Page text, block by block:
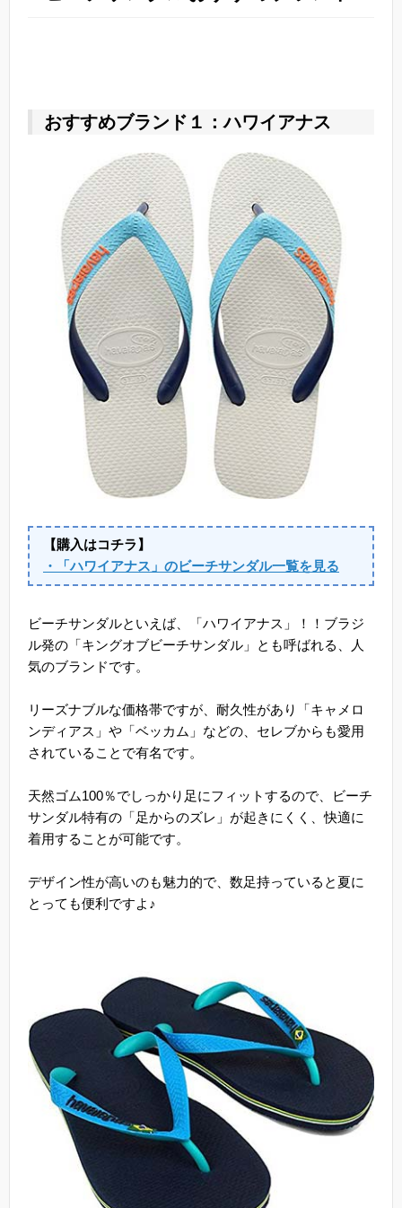
おすすめブランド１：ハワイアナス
【購入はコチラ】
・「ハワイアナス」のビーチサンダル一覧を見る
ビーチサンダルといえば、「ハワイアナス」！！ブラジ
ル発の「キングオブビーチサンダル」とも呼ばれる、人
気のブランドです。
リーズナブルな価格帯ですが、耐久性があり「キャメロ
ンディアス」や「ベッカム」などの、セレブからも愛用
されていることで有名です。
天然ゴム100％でしっかり足にフィットするので、ビーチ
サンダル特有の「足からのズレ」が起きにくく、快適に
着用することが可能です。
デザイン性が高いのも魅力的で、数足持っていると夏に
とっても便利ですよ♪